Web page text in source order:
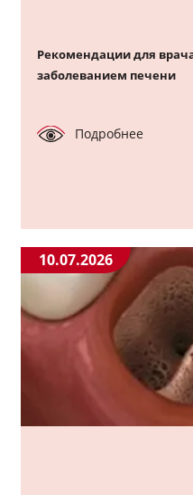
Рекомендации для
заболеванием печени
Подробнее
10.07.2026